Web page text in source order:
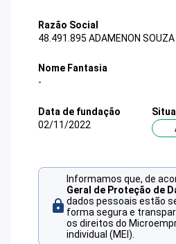
Razão Social
48.491.895 ADAMENON SOUZA
Nome Fantasia
-
Data de fundação
02/11/2022
Informamos que, de
Geral de Proteção de
dados pessoais estão
forma segura e
os direitos do
individual (MEI).